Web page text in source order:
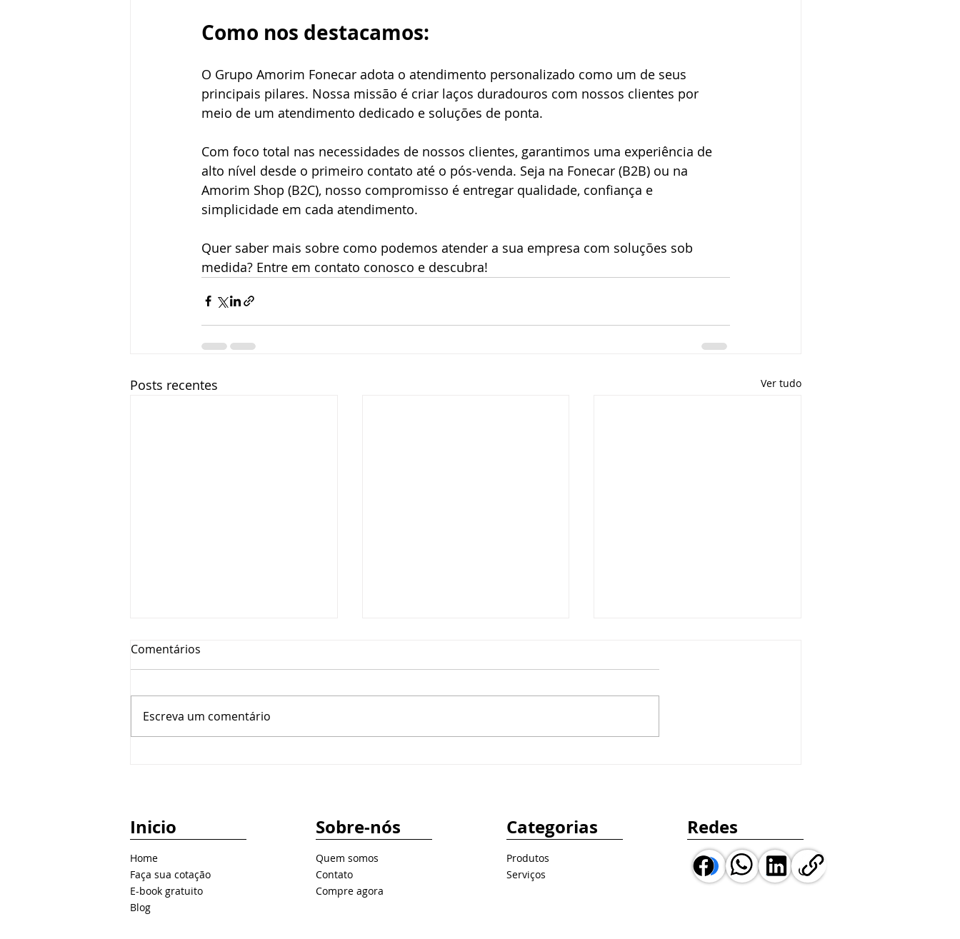
Como nos destacamos:
O Grupo Amorim Fonecar adota o atendimento personalizado como um de seus
principais pilares. Nossa missão é criar laços duradouros com nossos clientes por
meio de um atendimento dedicado e soluções de ponta.
Com foco total nas necessidades de nossos clientes, garantimos uma experiência de
alto nível desde o primeiro contato até o pós-venda. Seja na Fonecar (B2B) ou na
Amorim Shop (B2C), nosso compromisso é entregar qualidade, confiança e
simplicidade em cada atendimento.
Quer saber mais sobre como podemos atender a sua empresa com soluções sob
medida? Entre em contato conosco e descubra!
Posts recentes Ver tudo
Comentários
Escreva um comentário
Inicio
Home
Faça sua cotação
E-book gratuito
Sobre-nós
Quem somos
Contato
Compre agora
Categorias
Produtos
Serviços
Redes
Blog